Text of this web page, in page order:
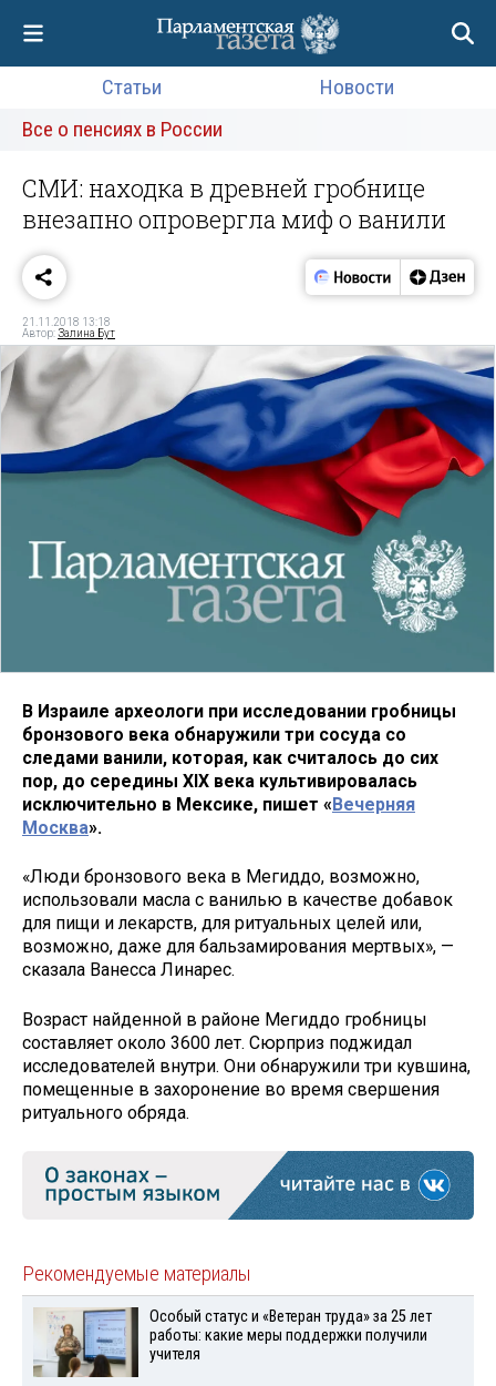
Статьи
Новости
Все о пенсиях в России
СМИ: находка в древней гробнице
внезапно опровергла миф о ванили
21.11.2018 13:18
Автор:Залина Бут
В Израиле археологи при исследовании гробницы
бронзового века обнаружили три сосуда со
следами ванили, которая, как считалось до сих
пор, до середины XIX века культивировалась
исключительно в Мексике, пишет «Вечерняя
Москва».
«Люди бронзового века в Мегиддо, возможно,
использовали масла с ванилью в качестве добавок
для пищи и лекарств, для ритуальных целей или,
возможно, даже для бальзамирования мертвых», —
сказала Ванесса Линарес.
Возраст найденной в районе Мегиддо гробницы
составляет около 3600 лет. Сюрприз поджидал
исследователей внутри. Они обнаружили три кувшина,
помещенные в захоронение во время свершения
ритуального обряда.
Рекомендуемые материалы
Особый статус и «Ветеран труда» за 25 лет
работы: какие меры поддержки получили
учителя